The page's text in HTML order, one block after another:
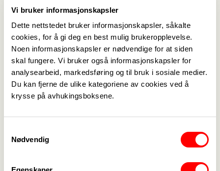
Vi bruker informasjonskapsler
Dette nettstedet bruker informasjonskapsler, såkalte
cookies, for å gi deg en best mulig brukeropplevelse.
Noen informasjonskapsler er nødvendige for at siden
skal fungere. Vi bruker også informasjonskapsler for
analysearbeid, markedsføring og til bruk i sosiale medier.
Du kan fjerne de ulike kategoriene av cookies ved å
krysse på avhukingsboksene.
Nødvendig
Jensen som var med på å ta Stabæk fra
femtidivisjon til seriegull. temaet de snakker om er
hva som kjennetegner de som lykkes?
I følge Steen jensen gjelder visst samme
prinsippene til Landsorganisasjonen i Norge (LO),
også for Stabæk Fotball!
bli-best-med-ingebrigt-steen-jensen